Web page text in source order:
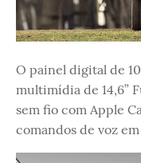
O painel digital de
multimídia de 14,6”
sem fio com Apple
comandos de voz